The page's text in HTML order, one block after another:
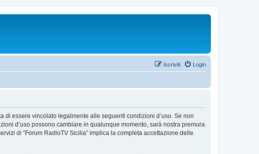
Login
Iscriviti
di essere vincolato legalmente alle seguenti condizioni d’uso. Se non
d’uso possono cambiare in qualunque momento, sarà nostra premura
di “Forum RadioTV Sicilia” implica la completa accettazione delle